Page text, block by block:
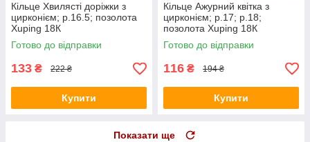
Кільце Хвилясті доріжки з
цирконієм; р.16.5; позолота
Xuping 18К
Готово до відправки
133 ₴ 222 ₴
Купити
Кільце Ажурний квітка з
цирконієм; p.17; р.18;
позолота Xuping 18К
Готово до відправки
116 ₴ 194 ₴
Купити
Показати ще